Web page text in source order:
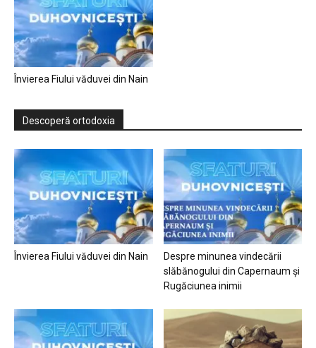
Învierea Fiului văduvei din Nain
Descoperă ortodoxia
Învierea Fiului văduvei din Nain
Despre minunea vindecării
slăbănogului din Capernaum și
Rugăciunea inimii